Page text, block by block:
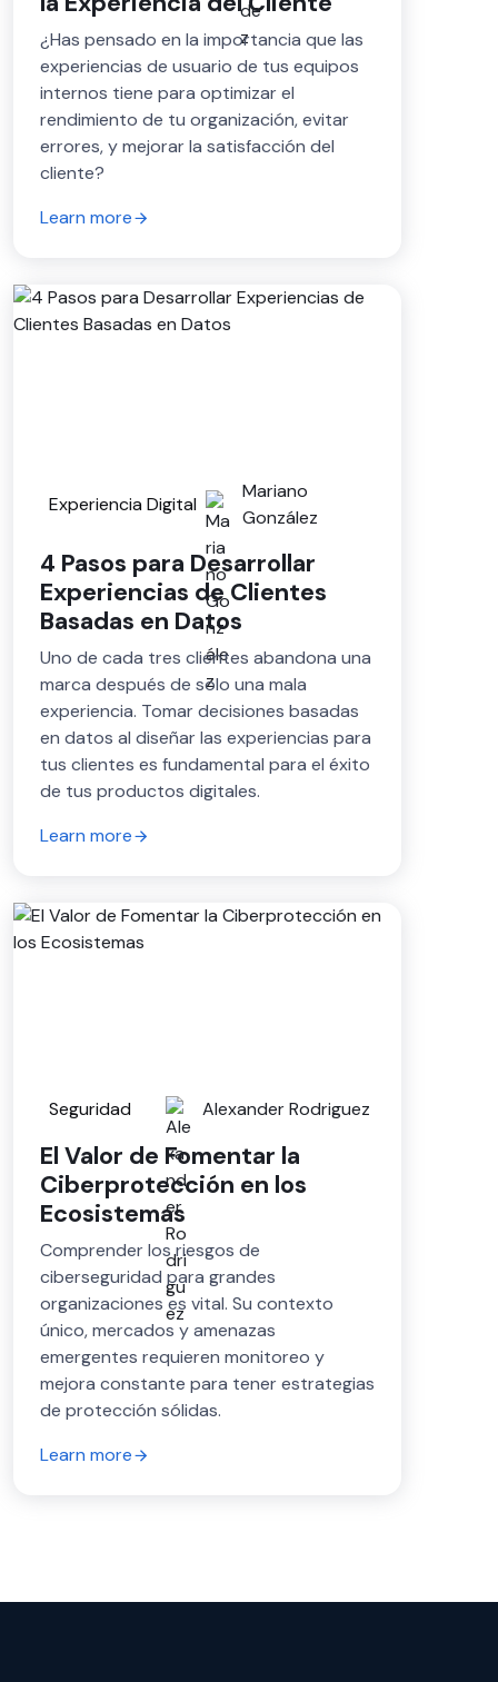
¿Has pensado en la importancia que las
experiencias de usuario de tus equipos
internos tiene para optimizar el
rendimiento de tu organización, evitar
errores, y mejorar la satisfacción del
cliente?
Learn more
Experiencia Digital
Mariano
González
4 Pasos para Desarrollar
Experiencias de Clientes
Basadas en Datos
Uno de cada tres clientes abandona una
marca después de solo una mala
experiencia. Tomar decisiones basadas
en datos al diseñar las experiencias para
tus clientes es fundamental para el éxito
de tus productos digitales.
Learn more
Seguridad Alexander Rodriguez
El Valor de Fomentar la
Ciberprotección en los
Ecosistemas
Comprender los riesgos de
ciberseguridad para grandes
organizaciones es vital. Su contexto
único, mercados y amenazas
emergentes requieren monitoreo y
mejora constante para tener estrategias
de protección sólidas.
Learn more